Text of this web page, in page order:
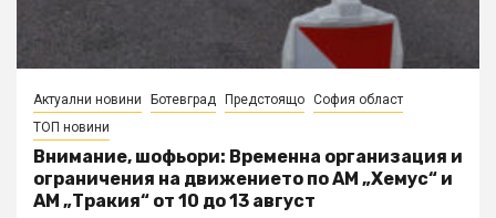
Актуални новини Ботевград Предстоящо София област
ТОП новини
Внимание, шофьори: Временна организация и
ограничения на движението по АМ „Хемус“ и
АМ „Тракия“ от 10 до 13 август